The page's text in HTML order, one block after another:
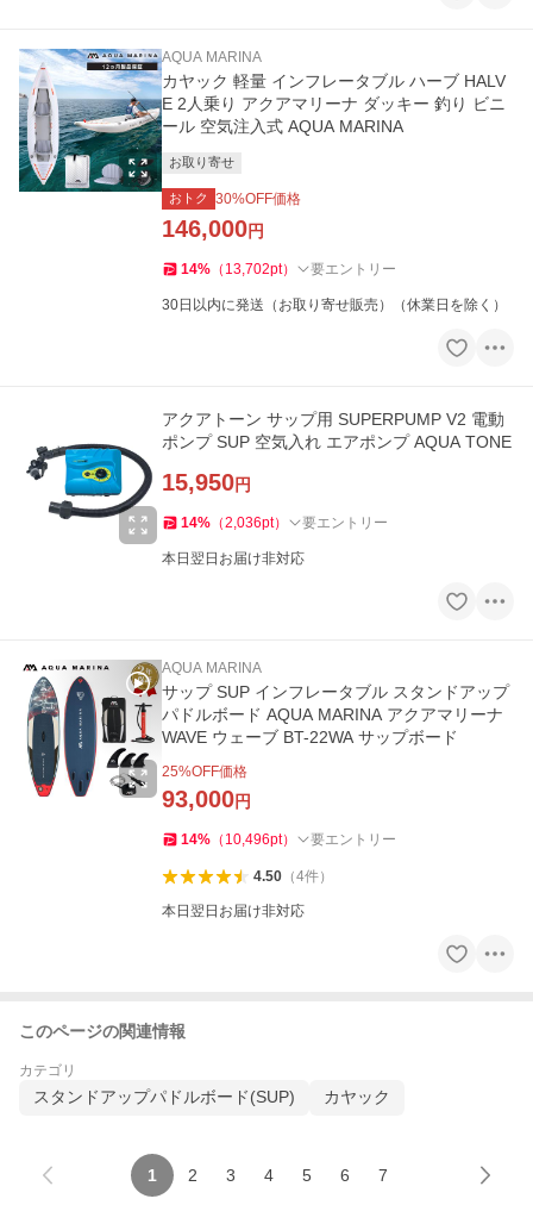
AQUA MARINA
カヤック 軽量 インフレータブル ハーブ HALV
E 2人乗り アクアマリーナ ダッキー 釣り ビニ
ール 空気注入式 AQUA MARINA
お取り寄せ
おトク 30%OFF価格
146,000円
14% （ 13,702pt） 要エントリー
30日以内に発送（お取り寄せ販売）（休業日を除く）
アクアトーン サップ用 SUPERPUMP V2 電動
ポンプ SUP 空気入れ エアポンプ AQUA TONE
15,950円
14% （2,036pt） 要エントリー
本日翌日お届け非対応
AQUA MARINA
サップ SUP インフレータブル スタンドアップ
パドルボード AQUA MARINA アクアマリーナ
WAVE ウェーブ BT-22WA サップボード
25%OFF価格
93,000円
14% （ 10,496pt） 要エントリー
4.50（4件）
本日翌日お届け非対応
このページの関連情報
カテゴリ
スタンドアップパドルボード(SUP) カヤック
1 2 3 4 5 6 7